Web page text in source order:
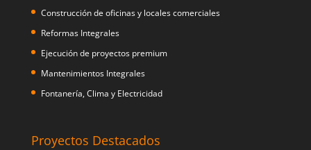
Construcción de oficinas y locales comerciales
Reformas Integrales
Ejecución de proyectos premium
Mantenimientos Integrales
Fontanería, Clima y Electricidad
Proyectos Destacados